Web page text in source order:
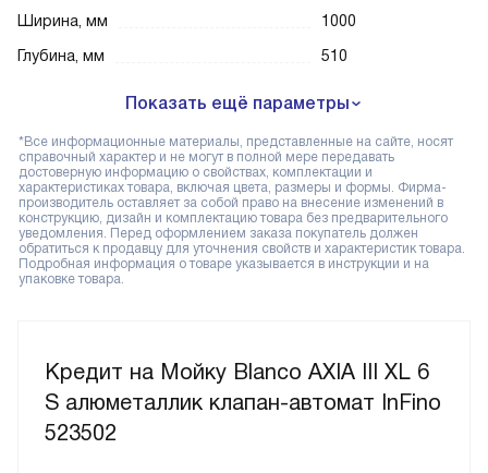
Кредит на Мойку Blanco AXIA III XL 6
S алюметаллик клапан-автомат InFino
523502
Ширина, мм
1000
Глубина, мм
510
Показать ещё параметры
*Все информационные материалы, представленные на сайте, носят
справочный характер и не могут в полной мере передавать
достоверную информацию о свойствах, комплектации и
характеристиках товара, включая цвета, размеры и формы. Фирма-
производитель оставляет за собой право на внесение изменений в
конструкцию, дизайн и комплектацию товара без предварительного
уведомления. Перед оформлением заказа покупатель должен
обратиться к продавцу для уточнения свойств и характеристик товара.
Подробная информация о товаре указывается в инструкции и на
упаковке товара.